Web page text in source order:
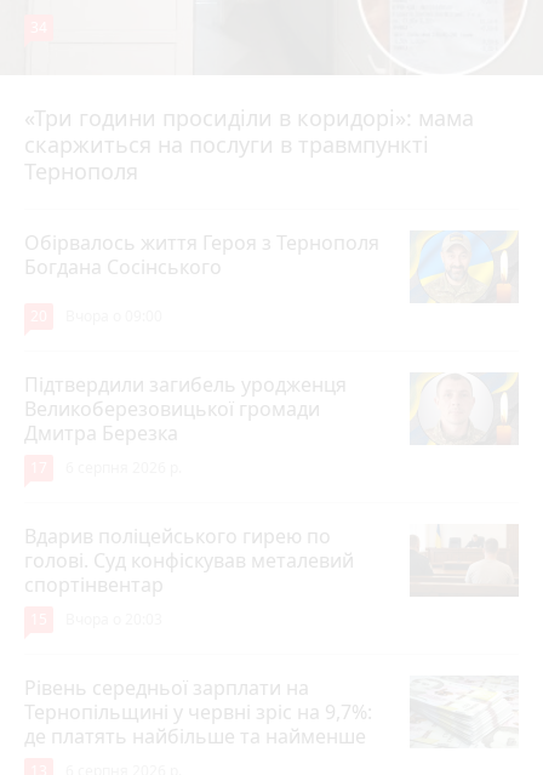
«Три години просиділи в коридорі»: мама
скаржиться на послуги в травмпункті
Тернополя
Вчора о 13:05
Обірвалось життя Героя з Тернополя
Богдана Сосінського
Підтвердили загибель уродженця
Великоберезовицької громади
Дмитра Березка
Вдарив поліцейського гирею по
голові. Суд конфіскував металевий
спортінвентар
Рівень середньої зарплати на
Тернопільщині у червні зріс на 9,7%:
де платять найбільше та найменше